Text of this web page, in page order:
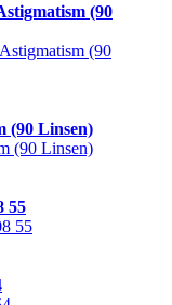
(90
(90 Linsen)
55